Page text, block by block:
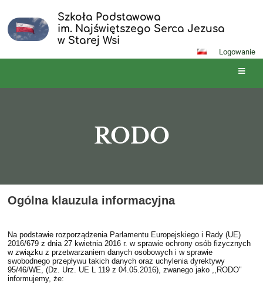
Szkoła Podstawowa
im. Najświętszego Serca Jezusa
w Starej Wsi
Logowanie
RODO
RODO
Ogólna klauzula informacyjna
Na podstawie rozporządzenia Parlamentu Europejskiego i Rady (UE)
2016/679 z dnia 27 kwietnia 2016 r. w sprawie ochrony osób fizycznych
w związku z przetwarzaniem danych osobowych i w sprawie
swobodnego przepływu takich danych oraz uchylenia dyrektywy
95/46/WE, (Dz. Urz. UE L 119 z 04.05.2016), zwanego jako ,,RODO"
informujemy, że: